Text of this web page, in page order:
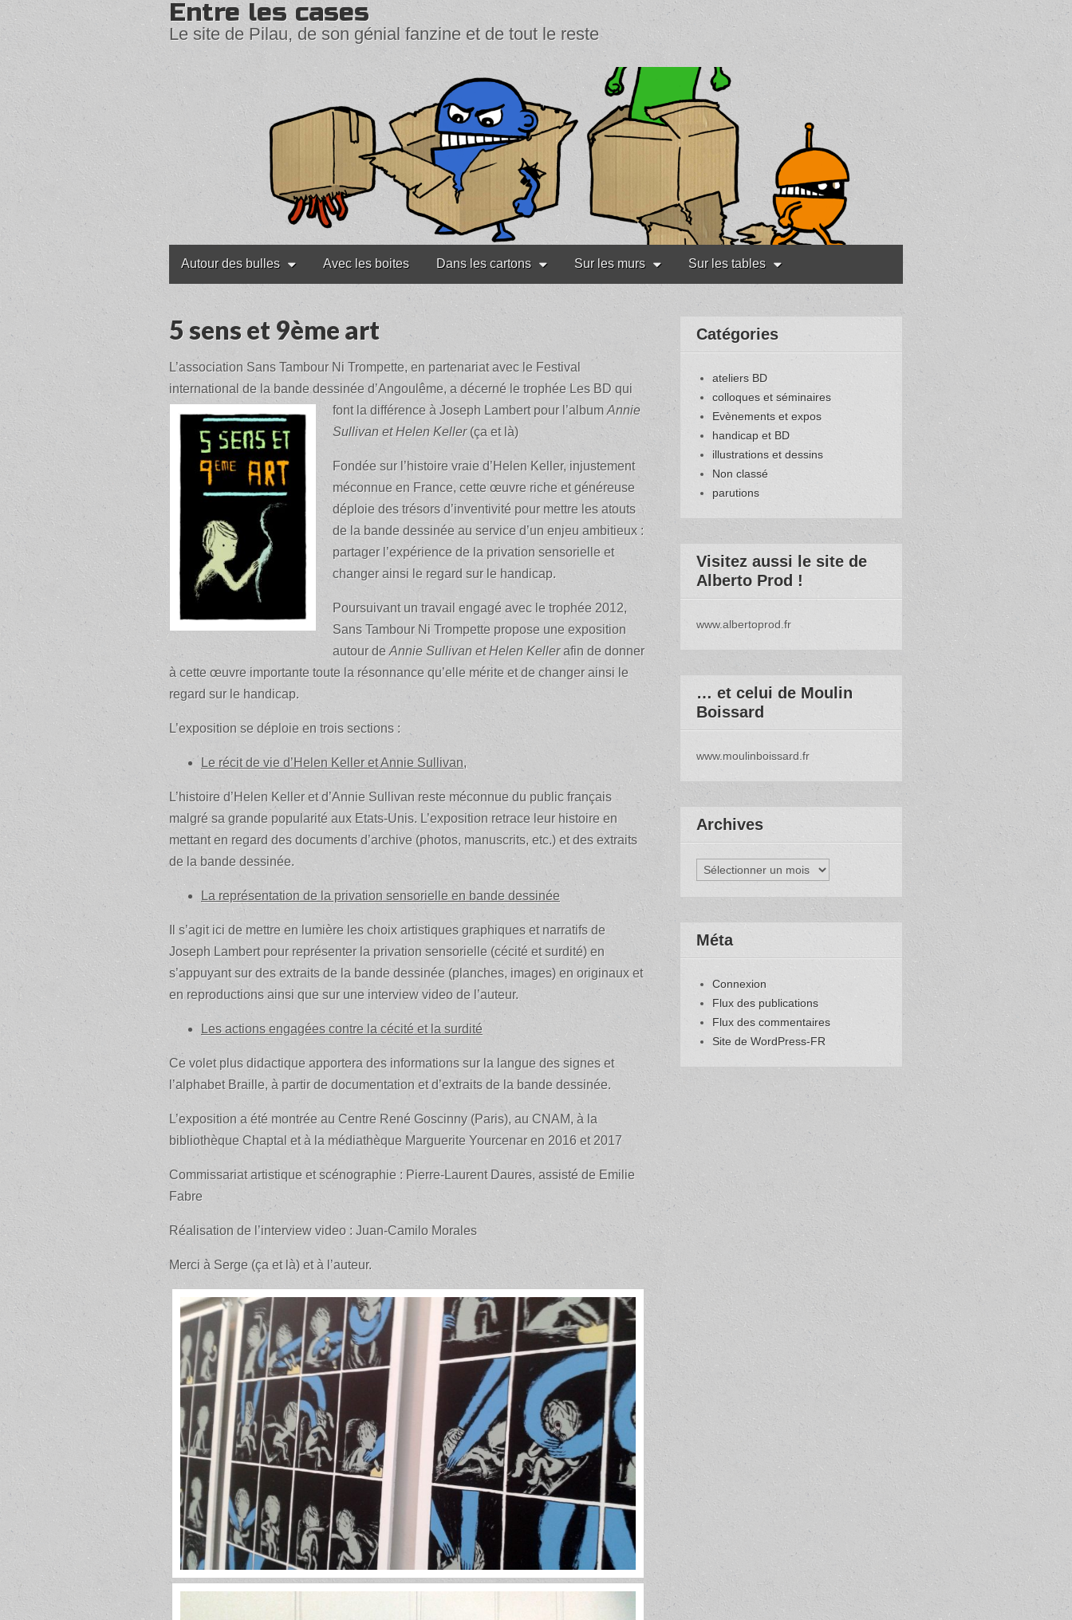
Entre les cases
Le site de Pilau, de son génial fanzine et de tout le reste
Main
menu
Autour des bulles Avec les boites Dans les cartons Sur les murs Sur les tables
5 sens et 9ème art
L’association Sans Tambour Ni Trompette, en partenariat avec le Festival
international de la bande dessinée d’Angoulême, a décerné le trophée Les BD qui
font la différence à Joseph Lambert pour l’album Annie
Sullivan et Helen Keller(ça et là)
Fondée sur l’histoire vraie d’Helen Keller, injustement
méconnue en France, cette œuvre riche et généreuse
déploie des trésors d’inventivité pour mettre les atouts
de la bande dessinée au service d’un enjeu ambitieux :
partager l’expérience de la privation sensorielle et
changer ainsi le regard sur le handicap.
Poursuivant un travail engagé avec le trophée 2012,
Sans Tambour Ni Trompette propose une exposition
autour de Annie Sullivan et Helen Kellerafin de donner
à cette œuvre importante toute la résonnance qu’elle mérite et de changer ainsi le
regard sur le handicap.
L’exposition se déploie en trois sections :
Le récit de vie d’Helen Keller et Annie Sullivan,
L’histoire d’Helen Keller et d’Annie Sullivan reste méconnue du public français
malgré sa grande popularité aux Etats-Unis. L’exposition retrace leur histoire en
mettant en regard des documents d’archive (photos, manuscrits, etc.) et des extraits
de la bande dessinée.
La représentation de la privation sensorielle en bande dessinée
Il s’agit ici de mettre en lumière les choix artistiques graphiques et narratifs de
Joseph Lambert pour représenter la privation sensorielle (cécité et surdité) en
s’appuyant sur des extraits de la bande dessinée (planches, images) en originaux et
en reproductions ainsi que sur une interview video de l’auteur.
Les actions engagées contre la cécité et la surdité
Ce volet plus didactique apportera des informations sur la langue des signes et
l’alphabet Braille, à partir de documentation et d’extraits de la bande dessinée.
L’exposition a été montrée au Centre René Goscinny (Paris), au CNAM, à la
bibliothèque Chaptal et à la médiathèque Marguerite Yourcenar en 2016 et 2017
Commissariat artistique et scénographie : Pierre-Laurent Daures, assisté de Emilie
Fabre
Réalisation de l’interview video : Juan-Camilo Morales
Merci à Serge (ça et là) et à l’auteur.
Catégories
ateliers BD
colloques et séminaires
Evènements et expos
handicap et BD
illustrations et dessins
Non classé
parutions
Visitez aussi le site de
Alberto Prod !
www.albertoprod.fr
… et celui de Moulin
Boissard
www.moulinboissard.fr
Archives
Archives
Méta
Connexion
Flux des publications
Flux des commentaires
Site de WordPress-FR